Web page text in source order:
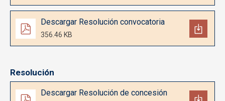
Documento
Descargar Resolución convocatoria
356.46 KB
Resolución
Documento
Descargar Resolución de concesión